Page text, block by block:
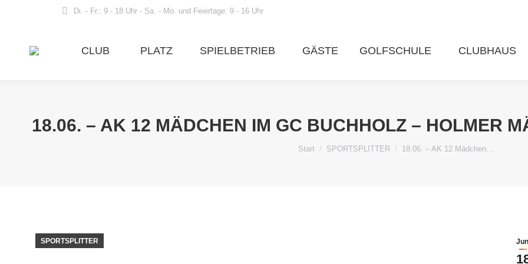
Di. - Fr.: 9 - 18 Uhr - Sa. - Mo. und Feiertage: 9 - 16 Uhr
CLUB PLATZ SPIELBETRIEB GÄSTE GOLFSCHULE CLUBHAUS
18.06. – AK 12 MÄDCHEN IM GC BUCHHOLZ – HOLMER
Sie befinden sich hier:
Start SPORTSPLITTER 18.06. – AK 12 Mädchen…
SPORTSPLITTER